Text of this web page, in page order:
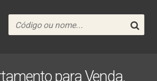
para Venda,